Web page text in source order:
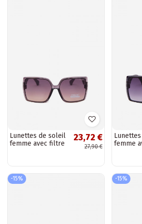
Lunettes de soleil
femme avec filtre
23,72 €
27,90 €
femme
-15% -15%